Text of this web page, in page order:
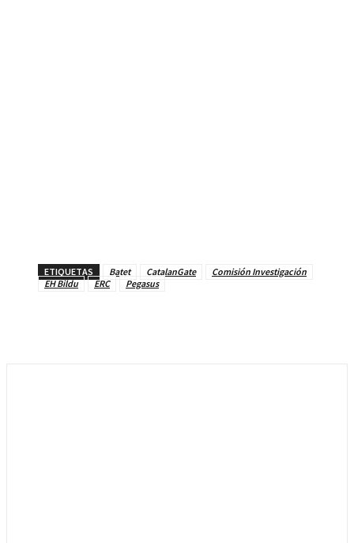
ETIQUETAS Batet CatalanGate
Comisión Investigación
EH Bildu
ERC Pegasus